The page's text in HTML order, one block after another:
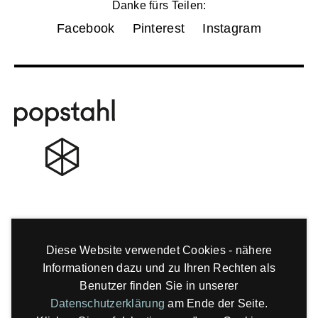
Danke fürs Teilen:
Facebook Pinterest Instagram
Diese Website verwendet Cookies - nähere
Informationen dazu und zu Ihren Rechten als
Benutzer finden Sie in unserer
Datenschutzerklärung am Ende der Seite.